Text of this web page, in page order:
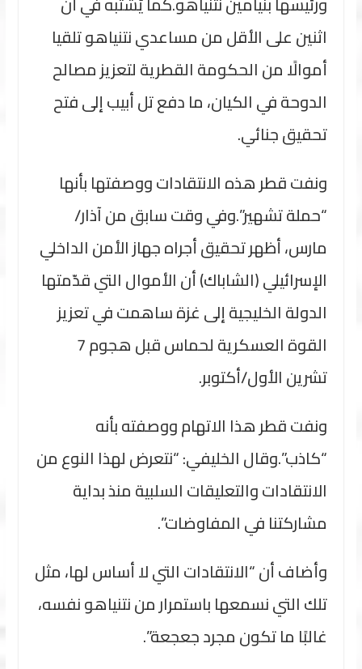
اثنين على الأقل من مساعدي نتنياهو تلقيا
أموالًا من الحكومة القطرية لتعزيز مصالح
الدوحة في الكيان، ما دفع تل أبيب إلى فتح
تحقيق جنائي.
ونفت قطر هذه الانتقادات ووصفتها بأنها
“حملة تشهير”.وفي وقت سابق من آذار/
مارس، أظهر تحقيق أجراه جهاز الأمن الداخلي
الإسرائيلي (الشاباك) أن الأموال التي قدّمتها
الدولة الخليجية إلى غزة ساهمت في تعزيز
القوة العسكرية لحماس قبل هجوم 7
تشرين الأول/أكتوبر.
ونفت قطر هذا الاتهام ووصفته بأنه
“كاذب”.وقال الخليفي: “نتعرض لهذا النوع من
الانتقادات والتعليقات السلبية منذ بداية
مشاركتنا في المفاوضات”.
وأضاف أن “الانتقادات التي لا أساس لها، مثل
تلك التي نسمعها باستمرار من نتنياهو نفسه،
غالبًا ما تكون مجرد جعجعة”.